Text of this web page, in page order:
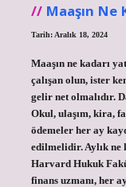
Maaşın Ne
Tarih: Aralık 18, 2024
Maaşın ne kadarı
çalışan olun, ister
gelir net olmalıdır.
Okul, ulaşım, kira,
ödemeler her ay
edilmelidir. Aylık
Harvard Hukuk
finans uzmanı, her